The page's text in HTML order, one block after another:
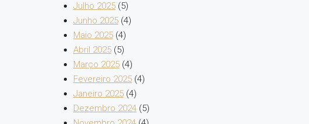
Julho 2025(5)
Junho 2025(4)
Maio 2025(4)
Abril 2025(5)
Março 2025(4)
Fevereiro 2025(4)
Janeiro 2025(4)
Dezembro 2024(5)